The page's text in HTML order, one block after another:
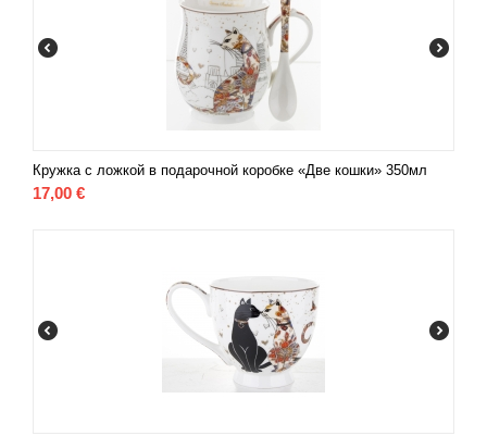
Кружка с ложкой в подарочной коробке «Две кошки» 350мл
17,00 €